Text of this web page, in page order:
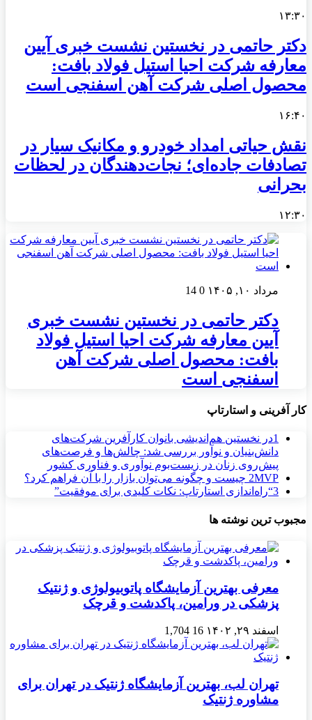
۱۳:۳۰
دکتر حاتمی در نخستین نشست خبری آیین
معارفه شرکت احیا استیل فولاد بافت:
محصول اصلی شرکت آهن اسفنجی است
۱۶:۴۰
نقش حیاتی امداد خودرو و مکانیک سیار در
تصادفات جاده‌ای؛ نجات‌دهندگان در لحظات
بحرانی
۱۲:۳۰
مرداد ۱۰, ۱۴۰۵ 0
14
دکتر حاتمی در نخستین نشست خبری
آیین معارفه شرکت احیا استیل فولاد
بافت: محصول اصلی شرکت آهن
اسفنجی است
کار آفرینی و استارتاپ
1در نخستین هم‌اندیشی بانوان کارآفرین شرکت‌های
دانش‌بنیان و نوآور بررسی شد: چالش‌ها و فرصت‌های
پیش‌روی زنان در زیست‌بوم نوآوری و فناوری کشور
2MVP چیست و چگونه می‌توان بازار را با آن فراهم کرد؟
3“راه‌اندازی استارتاپ: نکات کلیدی برای موفقیت”
مجبوب ترین نوشته ها
معرفی بهترین آزمایشگاه پاتوبیولوژی و ژنتیک
پزشکی در ورامین، پاکدشت و قرچک
اسفند ۲۹, ۱۴۰۲ 16
1,704
تهران لب، بهترین آزمایشگاه ژنتیک در تهران برای
مشاوره ژنتیک